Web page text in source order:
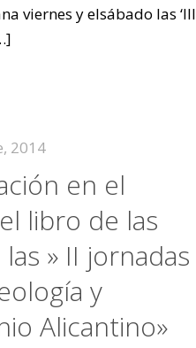
viernes y elsábado las ‘III
2014
en el
libro de las
» II jornadas
y
Alicantino»